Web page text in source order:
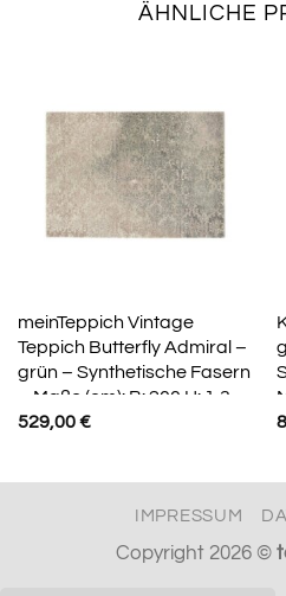
ÄHNLICHE
meinTeppich Vintage
Teppich Butterfly Admiral –
grün – Synthetische Fasern
– Maße (cm): B: 200 H: 1,3
529,00€
IMPRESSUM
Copyright 2026 ©